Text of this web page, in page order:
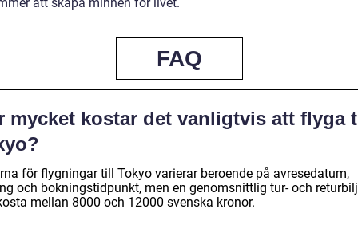
FAQ
mycket kostar det vanligtvis att flyga
för flygningar till Tokyo varierar beroende på avresedatum,
och bokningstidpunkt, men en genomsnittlig tur- och
mellan 8000 och 12000 svenska kronor.